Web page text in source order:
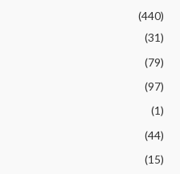
(440)
(31)
(79)
(97)
(1)
(44)
(15)